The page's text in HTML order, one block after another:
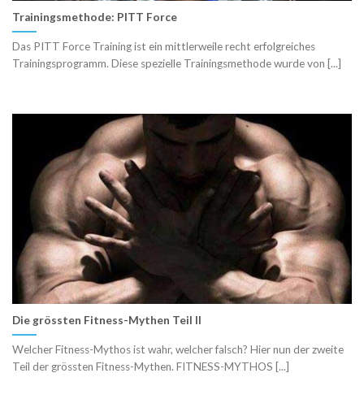
Trainingsmethode: PITT Force
Das PITT Force Training ist ein mittlerweile recht erfolgreiches
Trainingsprogramm. Diese spezielle Trainingsmethode wurde von [...]
Die grössten Fitness-Mythen Teil II
Welcher Fitness-Mythos ist wahr, welcher falsch? Hier nun der zweite
Teil der grössten Fitness-Mythen. FITNESS-MYTHOS [...]